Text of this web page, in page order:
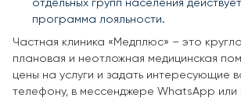
отдельных групп населения
программа лояльности.
Частная клиника «Медплюс» – это
плановая и неотложная медицинская
цены на услуги и задать интересующие
телефону, в мессенджере WhatsApp или